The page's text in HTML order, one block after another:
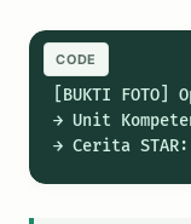
[BUKTI
→ Unit
CODE